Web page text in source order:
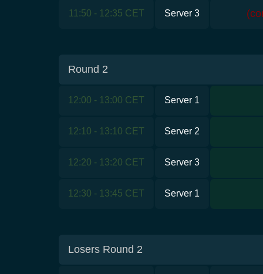
11:50 - 12:35 CET Server 3
Round 2
12:00 - 13:00 CET Server 1
12:10 - 13:10 CET Server 2
12:20 - 13:20 CET Server 3
12:30 - 13:45 CET Server 1
Losers Round 2